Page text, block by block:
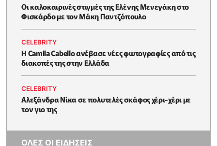
Oι καλοκαιρινές στιγμές της Ελένης Μενεγάκη στο
Φισκάρδο με τον Μάκη Παντζόπουλο
CELEBRITY
Η Camila Cabello ανέβασε νέες φωτογραφίες από τις
διακοπές της στην Ελλάδα
CELEBRITY
Αλεξάνδρα Νίκα σε πολυτελές σκάφος χέρι-χέρι με
τον γιο της
ΟΛΕΣ ΟΙ ΕΙΔΗΣΕΙΣ